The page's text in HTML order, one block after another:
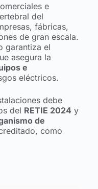
e
del
fábricas,
de gran escala.
garantiza el
asegura la
e
eléctricos.
debe
del RETIE 2024 y
de
como